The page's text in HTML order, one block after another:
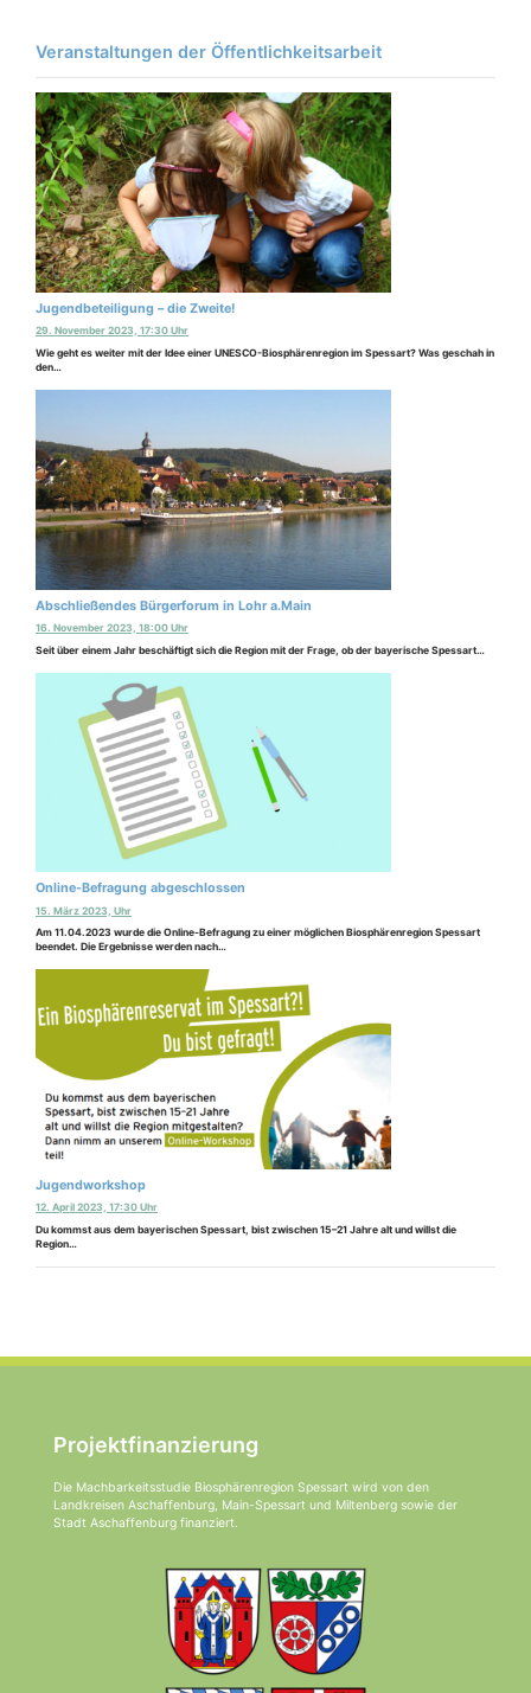
Veranstaltungen der Öffentlichkeitsarbeit
Jugendbeteiligung – die Zweite!
29. November 2023, 17:30 Uhr
Wie geht es weiter mit der Idee einer UNESCO-Biosphärenregion im Spessart? Was geschah in
den…
Abschließendes Bürgerforum in Lohr a.Main
16. November 2023, 18:00 Uhr
Seit über einem Jahr beschäftigt sich die Region mit der Frage, ob der bayerische Spessart…
Online-Befragung abgeschlossen
15. März 2023, Uhr
Am 11.04.2023 wurde die Online-Befragung zu einer möglichen Biosphärenregion Spessart
beendet. Die Ergebnisse werden nach…
Jugendworkshop
12. April 2023, 17:30 Uhr
Du kommst aus dem bayerischen Spessart, bist zwischen 15–21 Jahre alt und willst die
Region…
Projektfinanzierung
Die Machbarkeitsstudie Biosphärenregion Spessart wird von den
Landkreisen Aschaffenburg, Main-Spessart und Miltenberg sowie der
Stadt Aschaffenburg finanziert.